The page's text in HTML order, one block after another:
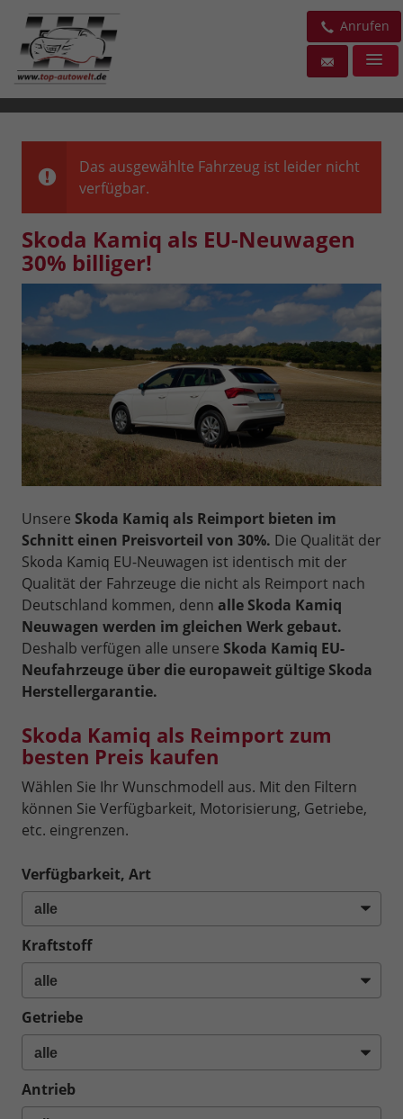
Anrufen
Das ausgewählte Fahrzeug ist leider nicht
verfügbar.
Skoda Kamiq als EU-Neuwagen
30% billiger!
Unsere Skoda Kamiq als Reimport bieten im
Schnitt einen Preisvorteil von 30%. Die Qualität der
Skoda Kamiq EU-Neuwagen ist identisch mit der
Qualität der Fahrzeuge die nicht als Reimport nach
Deutschland kommen, denn alle Skoda Kamiq
Neuwagen werden im gleichen Werk gebaut.
Deshalb verfügen alle unsere Skoda Kamiq EU-
Neufahrzeuge über die europaweit gültige Skoda
Herstellergarantie.
Skoda Kamiq als Reimport zum
besten Preis kaufen
Wählen Sie Ihr Wunschmodell aus. Mit den Filtern
können Sie Verfügbarkeit, Motorisierung, Getriebe,
etc. eingrenzen.
Verfügbarkeit, Art
Kraftstoff
Getriebe
Antrieb